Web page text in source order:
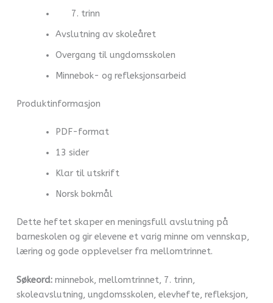
trinn
Avslutning av skoleåret
Overgang til ungdomsskolen
Minnebok- og refleksjonsarbeid
Produktinformasjon
PDF-format
13 sider
Klar til utskrift
Norsk bokmål
Dette heftet skaper en meningsfull avslutning på
barneskolen og gir elevene et varig minne om vennskap,
læring og gode opplevelser fra mellomtrinnet.
Søkeord: minnebok, mellomtrinnet, 7. trinn,
skoleavslutning, ungdomsskolen, elevhefte, refleksjon,